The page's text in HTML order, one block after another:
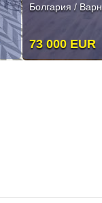
Болгария /
73 000 EUR